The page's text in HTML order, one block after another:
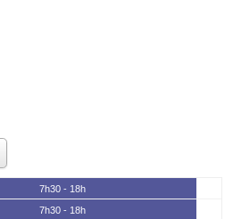
7h30 - 18h
7h30 - 18h